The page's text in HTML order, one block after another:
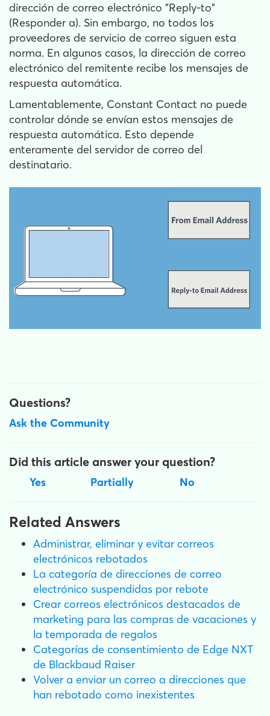
dirección de correo electrónico "Reply-to"
(Responder a). Sin embargo, no todos los
proveedores de servicio de correo siguen esta
norma. En algunos casos, la dirección de correo
electrónico del remitente recibe los mensajes de
respuesta automática.
Lamentablemente, Constant Contact no puede
controlar dónde se envían estos mensajes de
respuesta automática. Esto depende
enteramente del servidor de correo del
destinatario.
Questions?
Ask the Community
Did this article answer your question?
Yes Partially No
Related Answers
Administrar, eliminar y evitar correos
electrónicos rebotados
La categoría de direcciones de correo
electrónico suspendidas por rebote
Crear correos electrónicos destacados de
marketing para las compras de vacaciones y
la temporada de regalos
Categorías de consentimiento de Edge NXT
de Blackbaud Raiser
Volver a enviar un correo a direcciones que
han rebotado como inexistentes